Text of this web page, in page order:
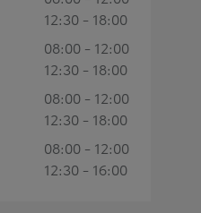
12:30 - 18:00
08:00 - 12:00
12:30 - 18:00
08:00 - 12:00
12:30 - 18:00
08:00 - 12:00
12:30 - 16:00